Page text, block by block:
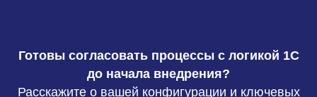
Готовы согласовать процессы с логикой 1С
до начала внедрения?
Расскажите о вашей конфигурации и ключевых